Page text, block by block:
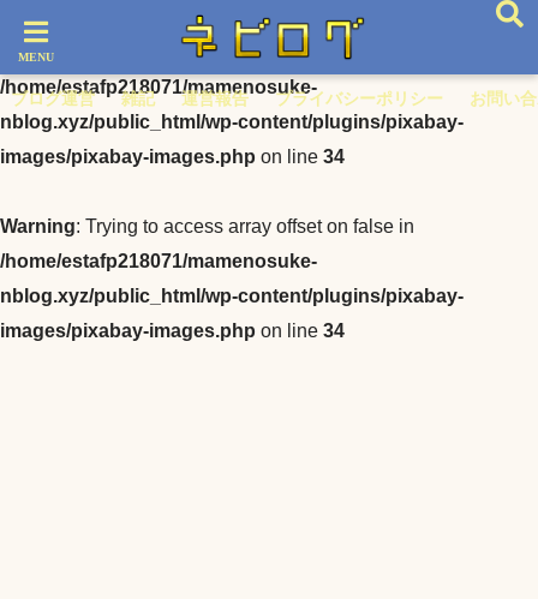
Warning
: Trying to access array offset on false in
/home/estafp218071/mamenosuke-
nblog.xyz/public_html/wp-content/plugins/pixabay-
images/pixabay-images.php on line 34
Warning: Trying to access array offset on false in
/home/estafp218071/mamenosuke-
nblog.xyz/public_html/wp-content/plugins/pixabay-
images/pixabay-images.php on line 34
ブログ運営 雑記 運営報告 プライバシーポリシー お問い